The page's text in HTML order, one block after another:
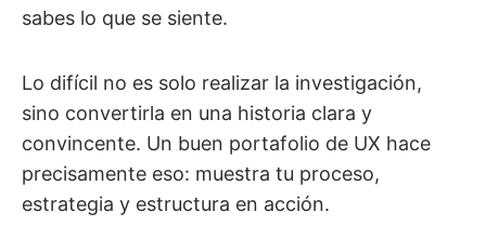
sabes lo que se siente.
Lo difícil no es solo realizar la investigación,
sino convertirla en una historia clara y
convincente. Un buen portafolio de UX hace
precisamente eso: muestra tu proceso,
estrategia y estructura en acción.